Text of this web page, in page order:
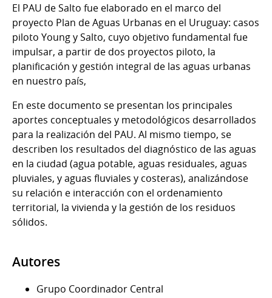
El PAU de Salto fue elaborado en el marco del
proyecto Plan de Aguas Urbanas en el Uruguay: casos
piloto Young y Salto, cuyo objetivo fundamental fue
impulsar, a partir de dos proyectos piloto, la
planificación y gestión integral de las aguas urbanas
en nuestro país,
En este documento se presentan los principales
aportes conceptuales y metodológicos desarrollados
para la realización del PAU. Al mismo tiempo, se
describen los resultados del diagnóstico de las aguas
en la ciudad (agua potable, aguas residuales, aguas
pluviales, y aguas fluviales y costeras), analizándose
su relación e interacción con el ordenamiento
territorial, la vivienda y la gestión de los residuos
sólidos.
Autores
Grupo Coordinador Central